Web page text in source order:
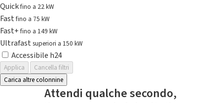
Quickfino a 22 kW
Fastfino a 75 kW
Fast+fino a 149 kW
Ultrafast superiori a 150 kW
Accessibile h24
Applica
Cancella filtri
Carica altre colonnine
Attendi qualche secondo,